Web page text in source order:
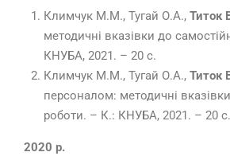
Климчук М.М., Тугай О.А., Титок
методичні вказівки до
КНУБА, 2021. – 20 с.
Климчук М.М., Тугай О.А., Титок
персоналом: методичні
роботи. – К.: КНУБА, 2021. – 20 с.
2020 р.